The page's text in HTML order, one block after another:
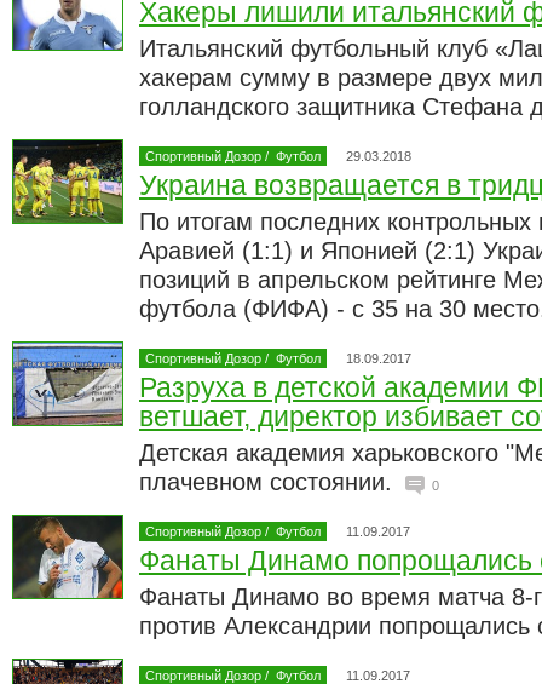
Хакеры лишили итальянский
Итальянский футбольный клуб
хакерам сумму в размере двух
голландского защитника Стефана
Спортивный Дозор / Футбол 29.03.2018
Украина возвращается в
По итогам последних контрольных
Аравией (1:1) и Японией (2:1)
позиций в апрельском рейтинге
футбола (ФИФА) - с 35 на 30
Спортивный Дозор / Футбол 18.09.2017
Разруха в детской академии
ветшает, директор избивает
Детская академия харьковского
плачевном состоянии.
0
Спортивный Дозор / Футбол 11.09.2017
Фанаты Динамо попрощались
Фанаты Динамо во время матча 8-
против Александрии
Спортивный Дозор / Футбол 11.09.2017